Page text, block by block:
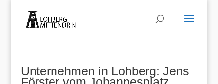
Unternehmen in Lohberg: Jens